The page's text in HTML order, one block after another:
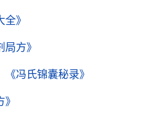
全》
局方》
《冯氏锦囊秘录》